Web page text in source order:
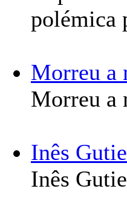
polémica
Morreu a
Morreu a
Inês
Inês